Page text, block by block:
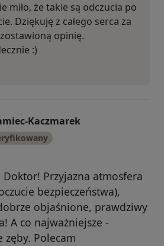
miło, że takie są odczucia po
Dziękuję z całego serca za
opinię.
:)
Kaczmarek
Doktor! Przyjazna atmosfera
bezpieczeństwa),
objaśnione, prawdziwy
A co najważniejsze -
zęby. Polecam